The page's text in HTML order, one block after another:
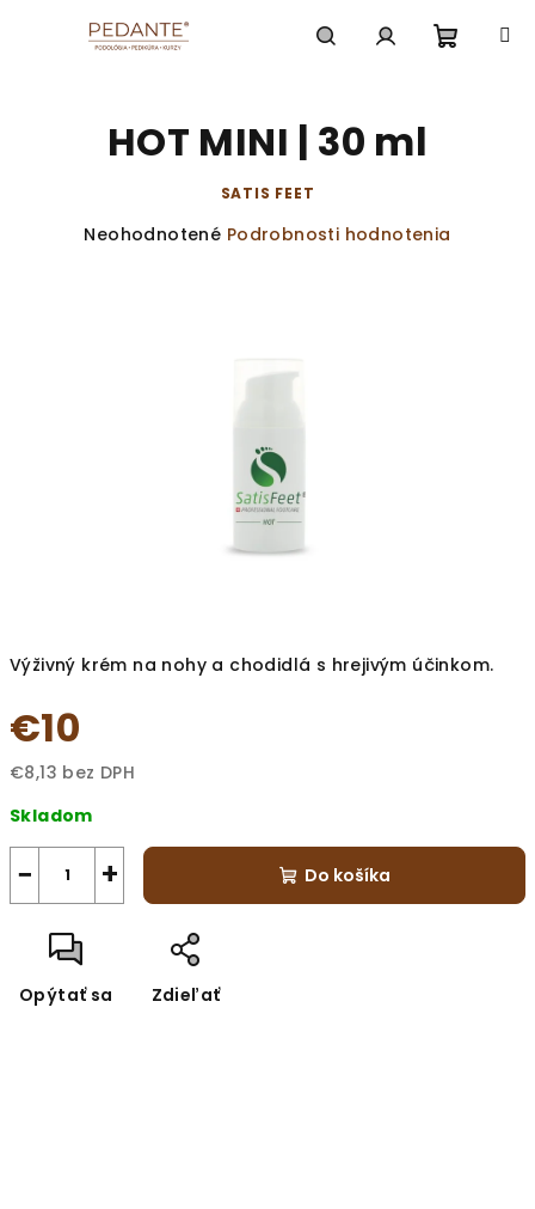
Výživný krém na nohy a chodidlá s hrejivým účinkom.
€10
€8,13 bez DPH
cena:
Skladom
+
− Do košíka
Opýtať sa Zdieľať
HOT MINI | 30 ml
SATIS FEET
Priemerné
Neohodnotené Podrobnosti hodnotenia